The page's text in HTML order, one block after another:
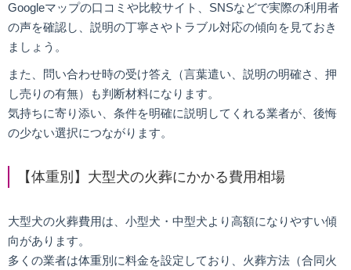
Googleマップの口コミや比較サイト、SNSなどで実際の利用者
の声を確認し、説明の丁寧さやトラブル対応の傾向を見ておき
ましょう。
また、問い合わせ時の受け答え（言葉遣い、説明の明確さ、押
し売りの有無）も判断材料になります。
気持ちに寄り添い、条件を明確に説明してくれる業者が、後悔
の少ない選択につながります。
【体重別】大型犬の火葬にかかる費用相場
大型犬の火葬費用は、小型犬・中型犬より高額になりやすい傾
向があります。
多くの業者は体重別に料金を設定しており、火葬方法（合同火